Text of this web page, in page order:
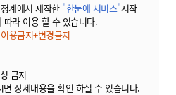
계에서 제작한 "한눈에 서비스"저작
따라 이용 할 수 있습니다.
용금지+변경금지
금지
상세내용을 확인 하실 수 있습니다.